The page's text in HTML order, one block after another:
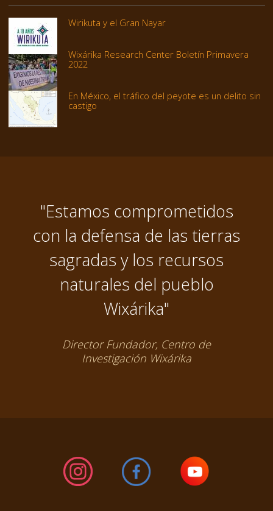
Wirikuta y el Gran Nayar
Wixárika Research Center Boletín Primavera
2022
En México, el tráfico del peyote es un delito sin
castigo
"Estamos comprometidos
con la defensa de las tierras
sagradas y los recursos
naturales del pueblo
Wixárika"
Director Fundador, Centro de
Investigación Wixárika